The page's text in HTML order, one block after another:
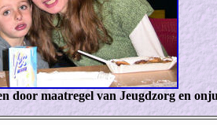
door maatregel van Jeugdzorg en